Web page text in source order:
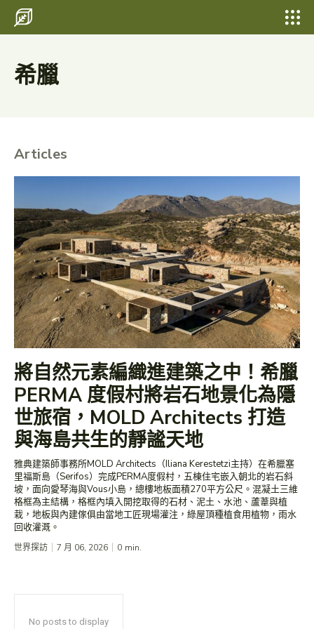
希臘
Articles
將自然元素編織進建築之中！希臘
PERMA 度假村將岩石地景化為隱
世旅宿，MOLD Architects 打造
與海島共生的靜謐天地
雅典建築師事務所MOLD Architects（Iliana Kerestetzi主持）在希臘塞
里福斯島（Serifos）完成PERMA度假村，五棟住宅嵌入朝北的岩石斜
坡，面向愛琴海與Vous小島，總樓地板面積270平方公尺。混凝土三維
格框為主結構，格框內填入開挖取得的石材、泥土、水池、蘆葦與植
栽，地板與內建傢俱由當地工匠現場灌注，綠屋頂種植食用植物，雨水
回收灌溉。
世界探訪 7 月 06, 2026 0 min.
No posts to display